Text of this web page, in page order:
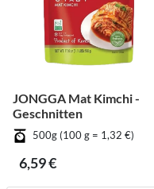
JONGGA Mat Kimchi -
Geschnitten
500g (100 g = 1,32 €)
6,59 €